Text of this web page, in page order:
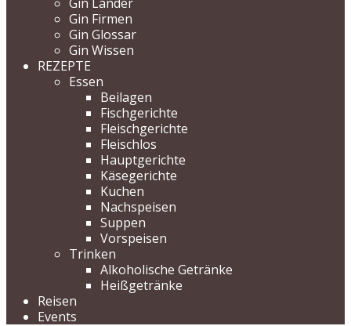
Gin Firmen
Gin Glossar
Gin Wissen
REZEPTE
Essen
Beilagen
Fischgerichte
Fleischgerichte
Fleischlos
Hauptgerichte
Käsegerichte
Kuchen
Nachspeisen
Suppen
Vorspeisen
Trinken
Alkoholische Getränke
Heißgetränke
Reisen
Events